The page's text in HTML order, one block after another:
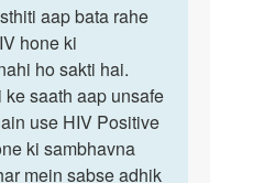
aap bata rahe
hone ki
ho sakti hai.
saath aap unsafe
use HIV Positive
ki sambhavna
mein sabse adhik